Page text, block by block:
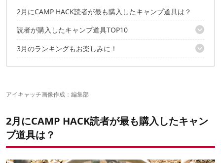
2月にCAMP HACK読者が最も購入したキャンプ道具は？
読者が購入したキャンプ道具TOP10
10位：タラスブルバ TBアルミロールテーブル
6位：イーノ ラウンジャーSLチェア
3位：マウントスミ パーフェクトグリル スクエア
2位：ナイキ エアフォース1 GTX
1位：アンカー ネブラ カプセル
3月のランキングもお楽しみに！
アイキャッチ画像作成：編集部
2月にCAMP HACK読者が最も購入したキャン
プ道具は？